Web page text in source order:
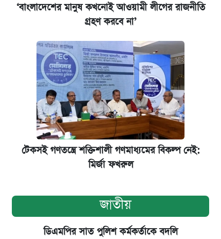
‘বাংলাদেশের মানুষ কখনোই আওয়ামী লীগের রাজনীতি
গ্রহণ করবে না’
টেকসই গণতন্ত্রে শক্তিশালী গণমাধ্যমের বিকল্প নেই:
মির্জা ফখরুল
জাতীয়
ডিএমপির সাত পুলিশ কর্মকর্তাকে বদলি